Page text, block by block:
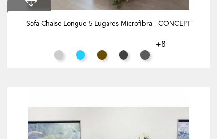
Sofa Chaise Longue 5 Lugares Microfibra - CONCEPT
Cinza ClaroAzul Turquesa
Tabaco Preto Cinzento
+8